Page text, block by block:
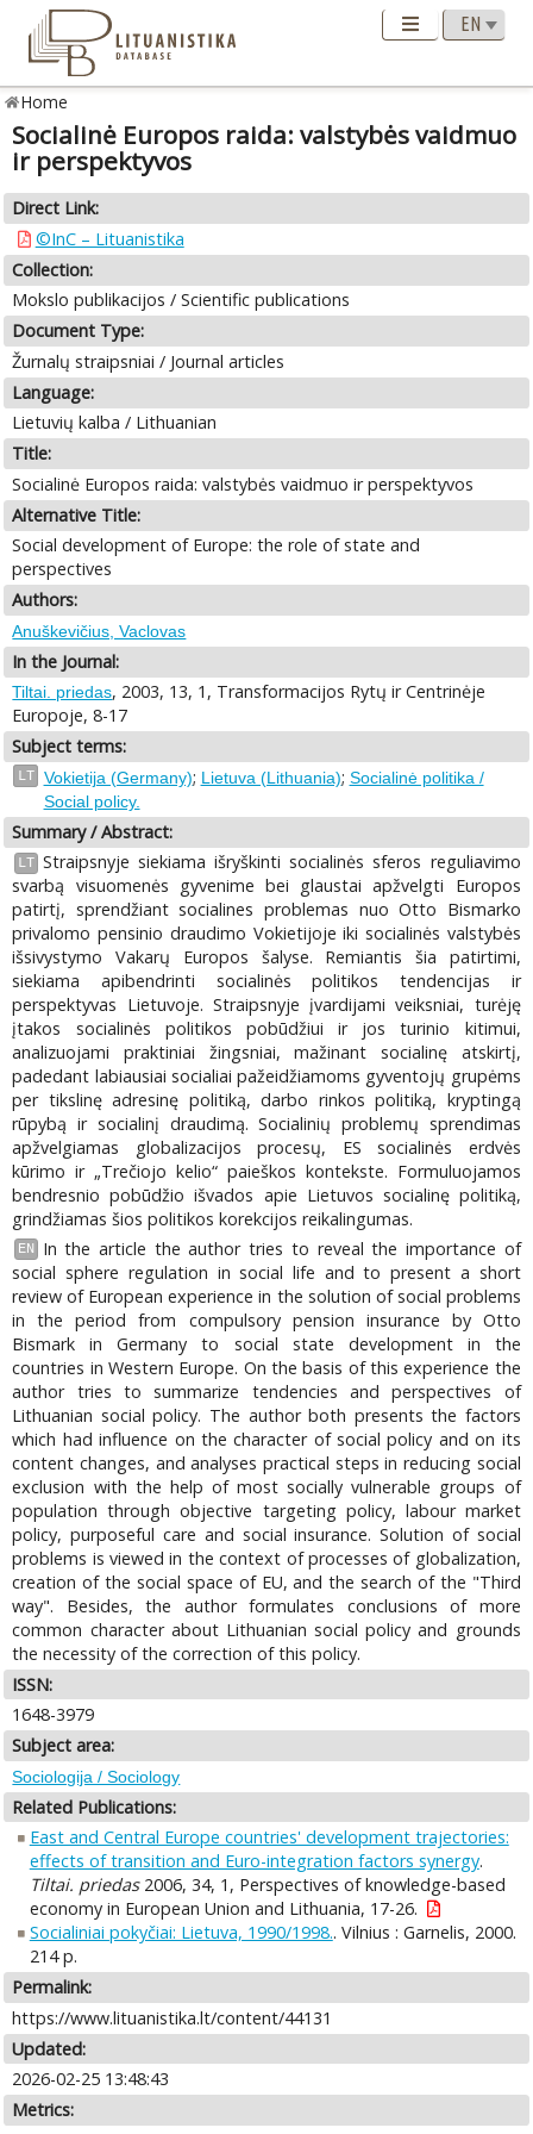
Home
Socialinė Europos raida: valstybės vaidmuo
ir perspektyvos
Direct Link:
©InC – Lituanistika
Collection:
Mokslo publikacijos / Scientific publications
Document Type:
Žurnalų straipsniai / Journal articles
Language:
Lietuvių kalba / Lithuanian
Title:
Socialinė Europos raida: valstybės vaidmuo ir perspektyvos
Alternative Title:
Social development of Europe: the role of state and
perspectives
Authors:
Anuškevičius, Vaclovas
In the Journal:
Tiltai. priedas, 2003, 13, 1, Transformacijos Rytų ir Centrinėje
Europoje, 8-17
Subject terms:
LT Vokietija (Germany); Lietuva (Lithuania); Socialinė politika /
Social policy.
Summary / Abstract:
LT Straipsnyje siekiama išryškinti socialinės sferos reguliavimo
svarbą visuomenės gyvenime bei glaustai apžvelgti Europos
patirtį, sprendžiant socialines problemas nuo Otto Bismarko
privalomo pensinio draudimo Vokietijoje iki socialinės valstybės
išsivystymo Vakarų Europos šalyse. Remiantis šia patirtimi,
siekiama apibendrinti socialinės politikos tendencijas ir
perspektyvas Lietuvoje. Straipsnyje įvardijami veiksniai, turėję
įtakos socialinės politikos pobūdžiui ir jos turinio kitimui,
analizuojami praktiniai žingsniai, mažinant socialinę atskirtį,
padedant labiausiai socialiai pažeidžiamoms gyventojų grupėms
per tikslinę adresinę politiką, darbo rinkos politiką, kryptingą
rūpybą ir socialinį draudimą. Socialinių problemų sprendimas
apžvelgiamas globalizacijos procesų, ES socialinės erdvės
kūrimo ir „Trečiojo kelio“ paieškos kontekste. Formuluojamos
bendresnio pobūdžio išvados apie Lietuvos socialinę politiką,
grindžiamas šios politikos korekcijos reikalingumas.
EN
In the article the author tries to reveal the importance of
social sphere regulation in social life and to present a short
review of European experience in the solution of social problems
in the period from compulsory pension insurance by Otto
Bismark in Germany to social state development in the
countries in Western Europe. On the basis of this experience the
author tries to summarize tendencies and perspectives of
Lithuanian social policy. The author both presents the factors
which had influence on the character of social policy and on its
content changes, and analyses practical steps in reducing social
exclusion with the help of most socially vulnerable groups of
population through objective targeting policy, labour market
policy, purposeful care and social insurance. Solution of social
problems is viewed in the context of processes of globalization,
creation of the social space of EU, and the search of the "Third
way". Besides, the author formulates conclusions of more
common character about Lithuanian social policy and grounds
the necessity of the correction of this policy.
ISSN:
1648-3979
Subject area:
Sociologija / Sociology
Related Publications:
East and Central Europe countries' development trajectories:
effects of transition and Euro-integration factors synergy.
Tiltai. priedas2006, 34, 1, Perspectives of knowledge-based
economy in European Union and Lithuania, 17-26.
Socialiniai pokyčiai: Lietuva, 1990/1998.. Vilnius : Garnelis, 2000.
214 p.
Permalink:
https://www.lituanistika.lt/content/44131
Updated:
2026-02-25 13:48:43
Metrics: